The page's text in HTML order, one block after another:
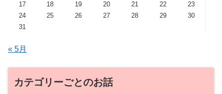
17
18 19 20 21 22
23
24
25 26 27 28 29
30
31
« 5月
カテゴリーごとのお話